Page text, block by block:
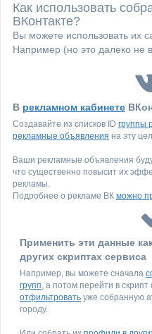
Как использовать
ВКонтакте?
Вы можете использовать их
Например (но это далеко не
В рекламном кабинете
Создавайте из списков ID группы
рекламные объявления на эту
Ваши рекламные объявления
что существенно повысит их
рекламы.
Подробнее о рекламе ВК можно
Применить эти данные
других скриптах сервиса
Например, вы можете сначала
групп, а потом перейти в
отфильтровать уже собранную
городу.